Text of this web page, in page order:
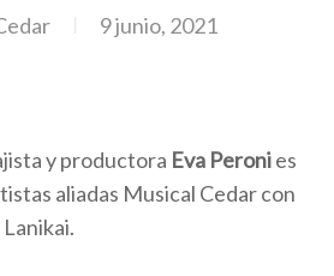
9 junio, 2021
y productora Eva Peronies
aliadas Musical Cedar con